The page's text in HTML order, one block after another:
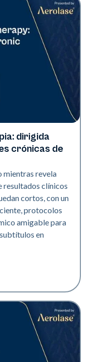
dirigida
crónicas de
mientras revela
resultados clínicos
cortos, con un
protocolos
amigable para
en